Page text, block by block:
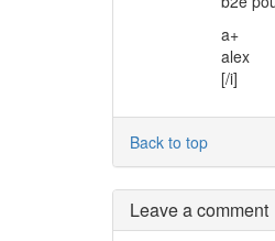
a+
alex
[/i]
Back to top
Leave a comment